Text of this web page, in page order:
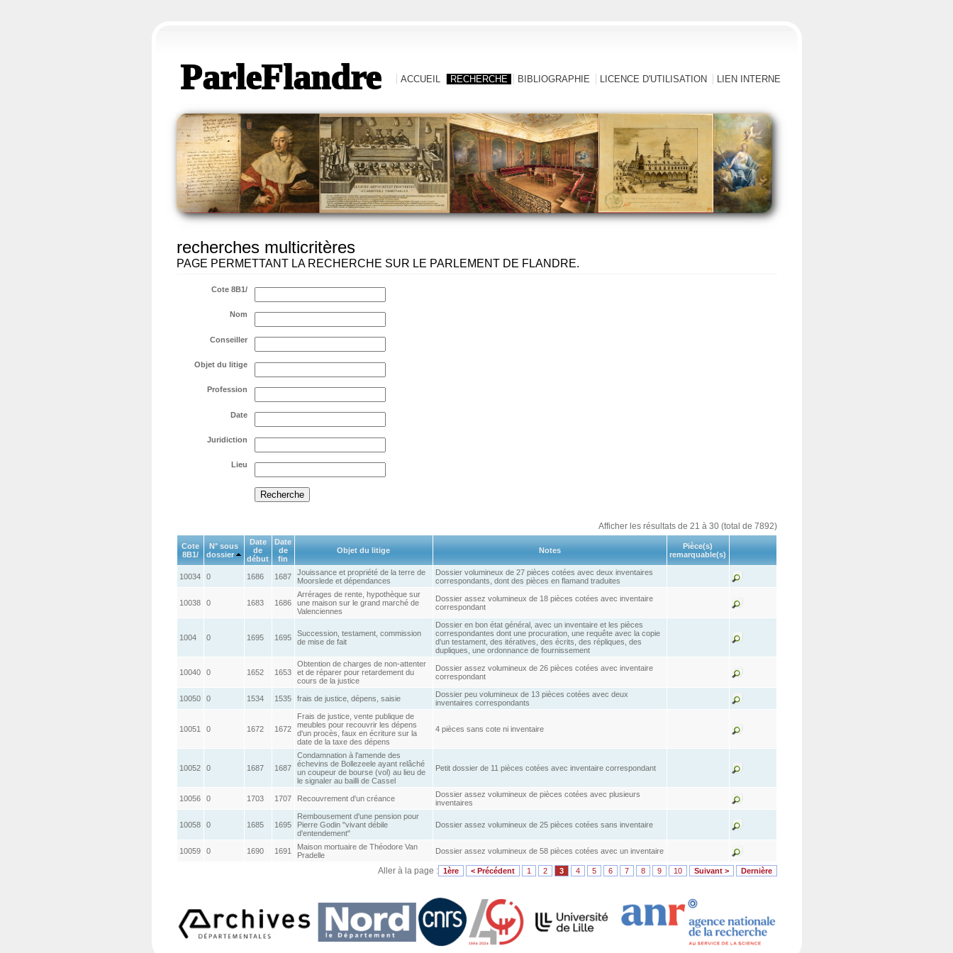
ParleFlandre ACCUEIL RECHERCHE BIBLIOGRAPHIE LICENCE D'UTILISATION LIEN INTERNE
recherches multicritères
PAGE PERMETTANT LA RECHERCHE SUR LE PARLEMENT DE FLANDRE.
Cote 8B1/
Nom
Conseiller
Objet du litige
Profession
Date
Juridiction
Lieu
Afficher les résultats de 21 à 30 (total de 7892)
Cote
8B1/
N° sous
dossier
Date
de
début
Date
de
fin
Objet du litige Notes
Pièce(s)
remarquable(s)
10034 0 1686 1687
Jouissance et propriété de la terre de
Moorslede et dépendances
Dossier volumineux de 27 pièces cotées avec deux inventaires
correspondants, dont des pièces en flamand traduites
10038 0 1683 1686
Arrérages de rente, hypothèque sur
une maison sur le grand marché de
Valenciennes
Dossier assez volumineux de 18 pièces cotées avec inventaire
correspondant
1004 0 1695 1695
Succession, testament, commission
de mise de fait
Dossier en bon état général, avec un inventaire et les pièces
correspondantes dont une procuration, une requête avec la copie
d'un testament, des itératives, des écrits, des répliques, des
dupliques, une ordonnance de fournissement
10040 0 1652 1653
Obtention de charges de non-attenter
et de réparer pour retardement du
cours de la justice
Dossier assez volumineux de 26 pièces cotées avec inventaire
correspondant
10050 0 1534 1535 frais de justice, dépens, saisie
Dossier peu volumineux de 13 pièces cotées avec deux
inventaires correspondants
10051 0 1672 1672
Frais de justice, vente publique de
meubles pour recouvrir les dépens
d'un procès, faux en écriture sur la
date de la taxe des dépens
4 pièces sans cote ni inventaire
10052 0 1687 1687
Condamnation à l'amende des
échevins de Bollezeele ayant relâché
un coupeur de bourse (vol) au lieu de
le signaler au bailli de Cassel
Petit dossier de 11 pièces cotées avec inventaire correspondant
10056 0 1703 1707 Recouvrement d'un créance
Dossier assez volumineux de pièces cotées avec plusieurs
inventaires
10058 0 1685 1695
Rembousement d'une pension pour
Pierre Godin "vivant débile
d'entendement"
Dossier assez volumineux de 25 pièces cotées sans inventaire
10059 0 1690 1691
Maison mortuaire de Théodore Van
Pradelle
Dossier assez volumineux de 58 pièces cotées avec un inventaire
Aller à la page : 1ère < Précédent 1 2 3 4 5 6 7 8 9 10 Suivant > Dernière